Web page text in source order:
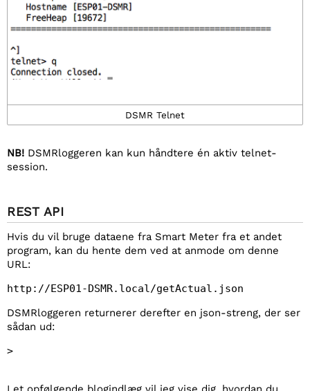
DSMR Telnet
NB! DSMRloggeren kan kun håndtere én aktiv telnet-
session.
REST API
Hvis du vil bruge dataene fra Smart Meter fra et andet
program, kan du hente dem ved at anmode om denne
URL:
http://ESP01-DSMR.local/getActual.json
DSMRloggeren returnerer derefter en json-streng, der ser
sådan ud:
>